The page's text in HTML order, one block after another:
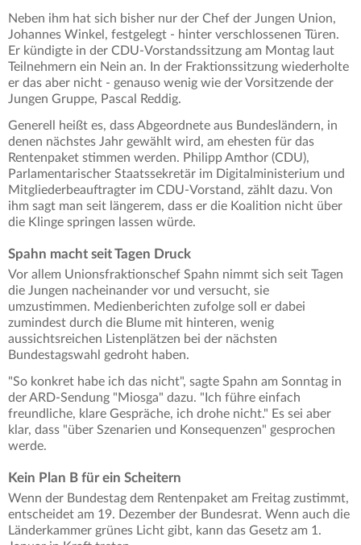
Neben ihm hat sich bisher nur der Chef der Jungen Union,
Johannes Winkel, festgelegt - hinter verschlossenen Türen.
Er kündigte in der CDU-Vorstandssitzung am Montag laut
Teilnehmern ein Nein an. In der Fraktionssitzung wiederholte
er das aber nicht - genauso wenig wie der Vorsitzende der
Jungen Gruppe, Pascal Reddig.
Generell heißt es, dass Abgeordnete aus Bundesländern, in
denen nächstes Jahr gewählt wird, am ehesten für das
Rentenpaket stimmen werden. Philipp Amthor (CDU),
Parlamentarischer Staatssekretär im Digitalministerium und
Mitgliederbeauftragter im CDU-Vorstand, zählt dazu. Von
ihm sagt man seit längerem, dass er die Koalition nicht über
die Klinge springen lassen würde.
Spahn macht seit Tagen Druck
Vor allem Unionsfraktionschef Spahn nimmt sich seit Tagen
die Jungen nacheinander vor und versucht, sie
umzustimmen. Medienberichten zufolge soll er dabei
zumindest durch die Blume mit hinteren, wenig
aussichtsreichen Listenplätzen bei der nächsten
Bundestagswahl gedroht haben.
"So konkret habe ich das nicht", sagte Spahn am Sonntag in
der ARD-Sendung "Miosga" dazu. "Ich führe einfach
freundliche, klare Gespräche, ich drohe nicht." Es sei aber
klar, dass "über Szenarien und Konsequenzen" gesprochen
werde.
Kein Plan B für ein Scheitern
Wenn der Bundestag dem Rentenpaket am Freitag zustimmt,
entscheidet am 19. Dezember der Bundesrat. Wenn auch die
Länderkammer grünes Licht gibt, kann das Gesetz am 1.